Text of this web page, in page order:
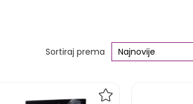
Sortiraj prema